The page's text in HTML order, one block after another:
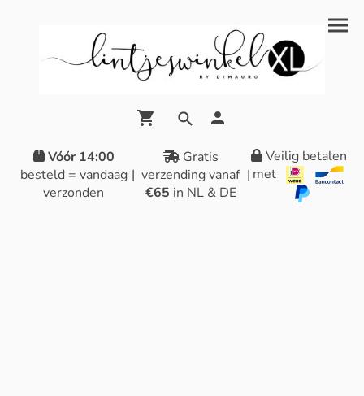
Vóór 14:00
besteld = vandaag
verzonden
|
Gratis
verzending vanaf
€65 in NL & DE
|
Veilig betalen
met